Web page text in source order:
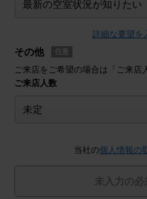
詳細な要望を
その他 任意
ご来店をご希望の場合は「ご来店
ご来店人数
当社の個人情報の
未入力の必